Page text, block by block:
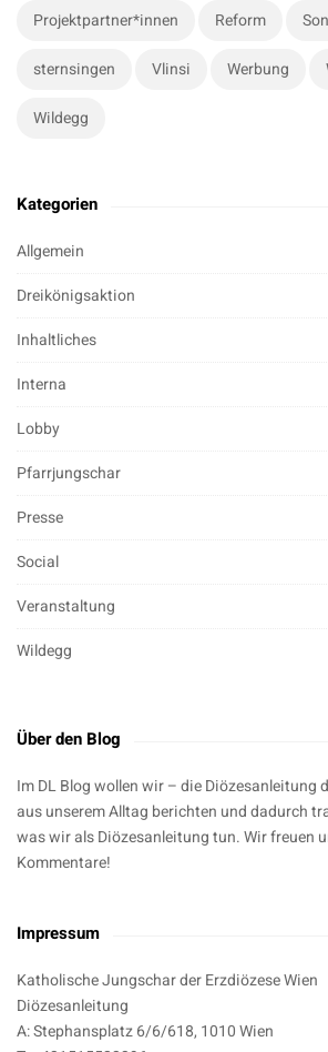
Projektpartner*innen Reform
sternsingen Vlinsi Werbung
Wildegg
Kategorien
Allgemein
Dreikönigsaktion
Inhaltliches
Interna
Lobby
Pfarrjungschar
Presse
Social
Veranstaltung
Wildegg
Über den Blog
Im DL Blog wollen wir – die Diözesanleitung
aus unserem Alltag berichten und dadurch
was wir als Diözesanleitung tun. Wir freuen
Kommentare!
Impressum
Katholische Jungschar der Erzdiözese Wien
Diözesanleitung
A: Stephansplatz 6/6/618, 1010 Wien